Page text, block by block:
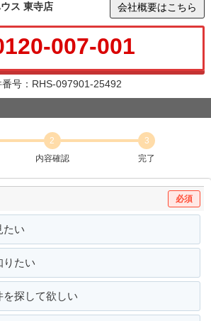
ス 東寺店 会社概要はこちら
007-001
番号：RHS-097901-25492
2
内容確認
3
完了
必須
たい
りたい
探して欲しい